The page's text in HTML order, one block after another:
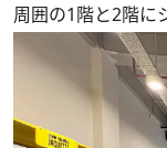
周囲の1階と2階に